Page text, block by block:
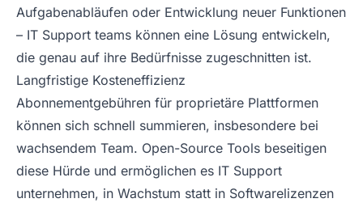
Aufgabenabläufen oder Entwicklung neuer Funktionen
– IT Support teams können eine Lösung entwickeln,
die genau auf ihre Bedürfnisse zugeschnitten ist.
Langfristige Kosteneffizienz
Abonnementgebühren für proprietäre Plattformen
können sich schnell summieren, insbesondere bei
wachsendem Team. Open-Source Tools beseitigen
diese Hürde und ermöglichen es IT Support
unternehmen, in Wachstum statt in Softwarelizenzen